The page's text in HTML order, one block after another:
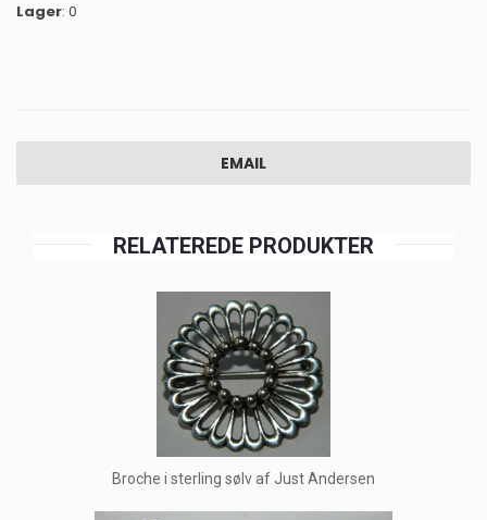
Lager: 0
EMAIL
RELATEREDE PRODUKTER
Broche i sterling sølv af Just Andersen